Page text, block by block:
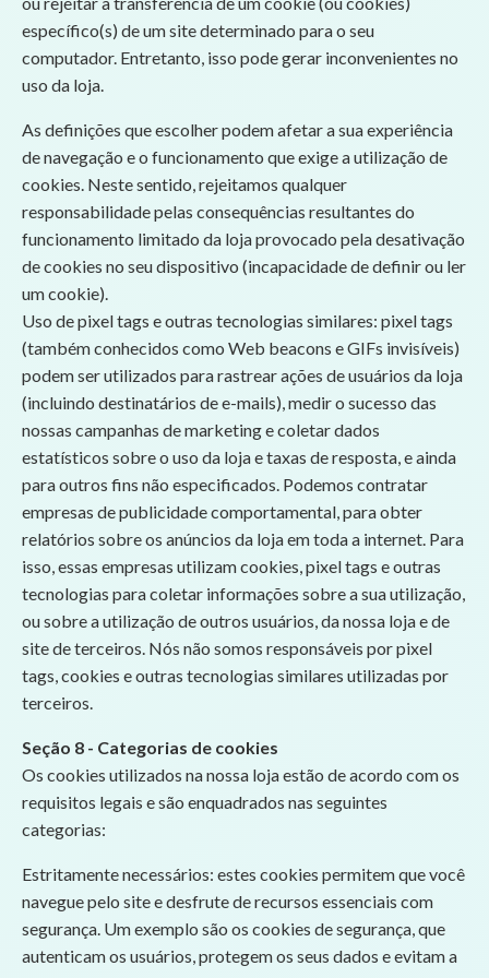
específico(s) de um site determinado para o seu
computador. Entretanto, isso pode gerar inconvenientes no
uso da loja.
As definições que escolher podem afetar a sua experiência
de navegação e o funcionamento que exige a utilização de
cookies. Neste sentido, rejeitamos qualquer
responsabilidade pelas consequências resultantes do
funcionamento limitado da loja provocado pela desativação
de cookies no seu dispositivo (incapacidade de definir ou ler
um cookie).
Uso de pixel tags e outras tecnologias similares: pixel tags
(também conhecidos como Web beacons e GIFs invisíveis)
podem ser utilizados para rastrear ações de usuários da loja
(incluindo destinatários de e-mails), medir o sucesso das
nossas campanhas de marketing e coletar dados
estatísticos sobre o uso da loja e taxas de resposta, e ainda
para outros fins não especificados. Podemos contratar
empresas de publicidade comportamental, para obter
relatórios sobre os anúncios da loja em toda a internet. Para
isso, essas empresas utilizam cookies, pixel tags e outras
tecnologias para coletar informações sobre a sua utilização,
ou sobre a utilização de outros usuários, da nossa loja e de
site de terceiros. Nós não somos responsáveis por pixel
tags, cookies e outras tecnologias similares utilizadas por
terceiros.
Seção 8 - Categorias de cookies
Os cookies utilizados na nossa loja estão de acordo com os
requisitos legais e são enquadrados nas seguintes
categorias:
Estritamente necessários: estes cookies permitem que você
navegue pelo site e desfrute de recursos essenciais com
segurança. Um exemplo são os cookies de segurança, que
autenticam os usuários, protegem os seus dados e evitam a